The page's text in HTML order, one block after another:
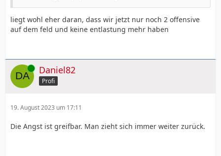
liegt wohl eher daran, dass wir jetzt nur noch 2 offensive
auf dem feld und keine entlastung mehr haben
Online Daniel82
Profi
19. August 2023 um 17:11
Die Angst ist greifbar. Man zieht sich immer weiter zurück.